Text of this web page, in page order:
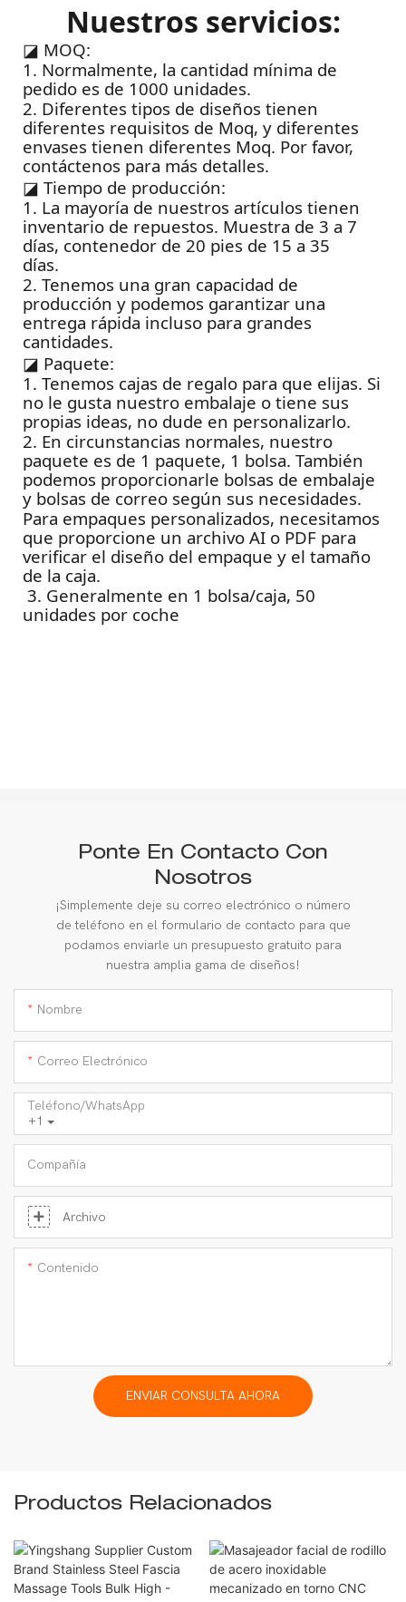
Nuestros servicios:
◪ MOQ:
1. Normalmente, la cantidad mínima de
pedido es de 1000 unidades.
2. Diferentes tipos de diseños tienen
diferentes requisitos de Moq, y diferentes
envases tienen diferentes Moq. Por favor,
contáctenos para más detalles.
◪ Tiempo de producción:
1. La mayoría de nuestros artículos tienen
inventario de repuestos. Muestra de 3 a 7
días, contenedor de 20 pies de 15 a 35
días.
2. Tenemos una gran capacidad de
producción y podemos garantizar una
entrega rápida incluso para grandes
cantidades.
◪ Paquete:
1. Tenemos cajas de regalo para que elijas. Si
no le gusta nuestro embalaje o tiene sus
propias ideas, no dude en personalizarlo.
2. En circunstancias normales, nuestro
paquete es de 1 paquete, 1 bolsa. También
podemos proporcionarle bolsas de embalaje
y bolsas de correo según sus necesidades.
Para empaques personalizados, necesitamos
que proporcione un archivo AI o PDF para
verificar el diseño del empaque y el tamaño
de la caja.
3. Generalmente en 1 bolsa/caja, 50
unidades por coche
Ponte En Contacto Con
Nosotros
¡Simplemente deje su correo electrónico o número
de teléfono en el formulario de contacto para que
podamos enviarle un presupuesto gratuito para
nuestra amplia gama de diseños!
Nombre
Correo Electrónico
+1
Teléfono/WhatsApp
Compañía
Archivo
Contenido
ENVIAR CONSULTA AHORA
Productos Relacionados